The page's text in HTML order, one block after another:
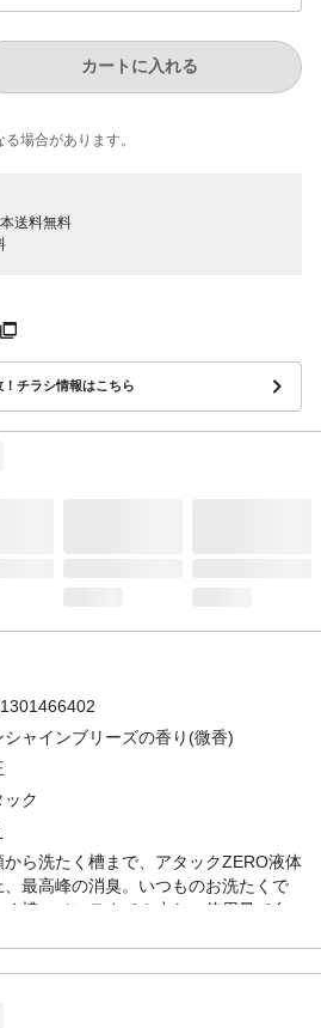
カートに入れる
場合が​あります。
送料無料
チラシ情報はこちら
シャインブリーズの香り(微香)
ック
から洗たく槽まで、アタックZERO液体
、最高峰の消臭。いつものお洗たくで
く槽のメンテまで！少ない使用量で自